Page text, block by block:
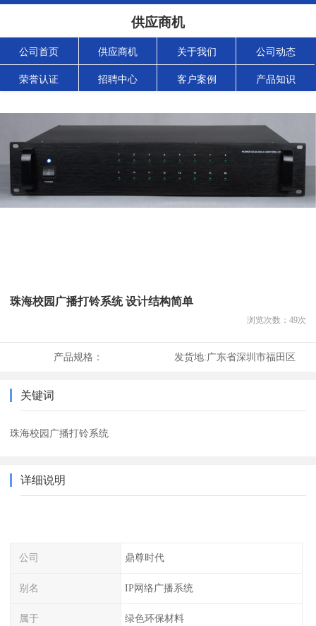
供应商机
公司首页 供应商机 关于我们 公司动态
荣誉认证 招聘中心 客户案例 产品知识
珠海校园广播打铃系统 设计结构简单
浏览次数： 49次
产品规格： 发货地:广东省深圳市福田区
关键词
珠海校园广播打铃系统
详细说明
公司 鼎尊时代
别名 IP网络广播系统
属于 绿色环保材料